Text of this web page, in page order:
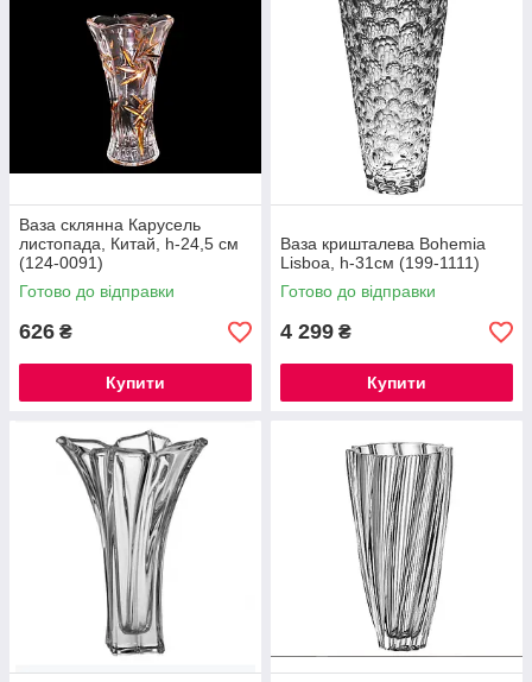
Ваза склянна Карусель
листопада, Китай, h-24,5 cм
(124-0091)
Готово до відправки
626 ₴
Купити
Ваза кришталева Bohemia
Lisboa, h-31см (199-1111)
Готово до відправки
4 299 ₴
Купити